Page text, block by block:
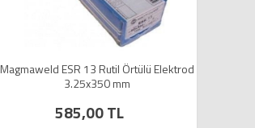
Magmaweld ESR 13 Rutil Örtülü Elektrod
3.25x350 mm
585,00 TL